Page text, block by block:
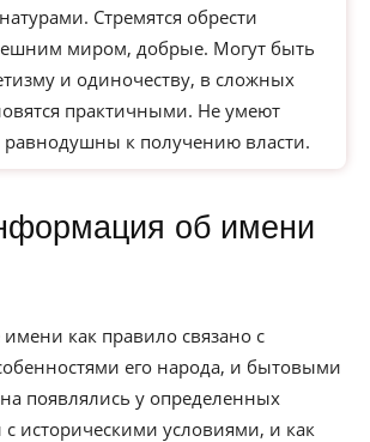
Стремятся обрести
миром, добрые. Могут быть
и одиночеству, в сложных
практичными. Не умеют
равнодушны к получению власти.
об имени
как правило связано с
его народа, и бытовыми
появлялись у определенных
с историческими условиями, и как